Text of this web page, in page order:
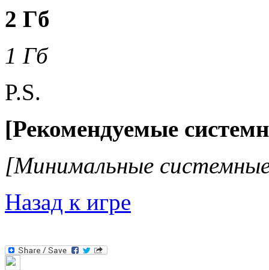
2 Гб
1 Гб
P.S.
[Рекомендуемые
[Минимальные
Назад к игре